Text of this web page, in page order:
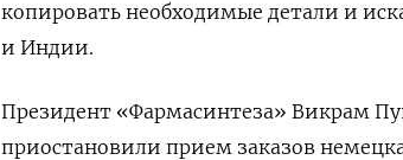
копировать необходимые детали и
и Индии.
Президент «Фармасинтеза» Викрам
приостановили прием заказов